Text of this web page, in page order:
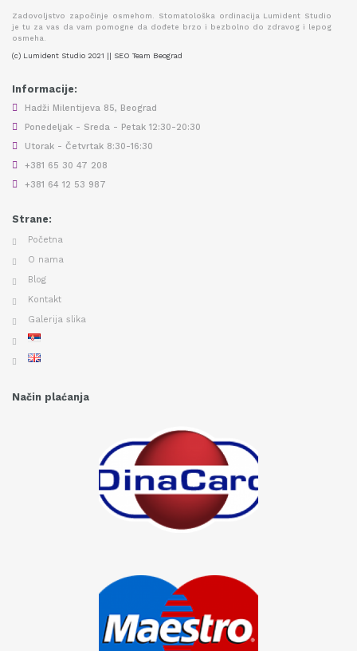
Zadovoljstvo započinje osmehom. Stomatološka ordinacija Lumident Studio
je tu za vas da vam pomogne da dođete brzo i bezbolno do zdravog i lepog
osmeha.
(c) Lumident Studio 2021 || SEO Team Beograd
Informacije:
Hadži Milentijeva 85, Beograd
Ponedeljak - Sreda - Petak 12:30-20:30
Utorak - Četvrtak 8:30-16:30
+381 65 30 47 208
+381 64 12 53 987
Strane:
Početna
O nama
Blog
Kontakt
Galerija slika
Način plaćanja